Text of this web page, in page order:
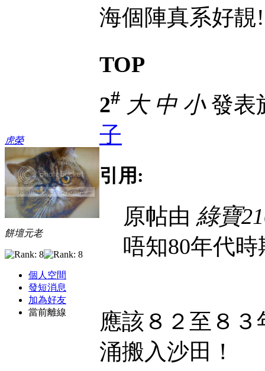
海個陣真系好
TOP
虎榮
餅壇元老
個人空間
發短消息
加為好友
當前離線
2# 大 中 小發表
子
引用:
原帖由 綠寶
唔知80年代
應該８２至８
涌搬入沙田！